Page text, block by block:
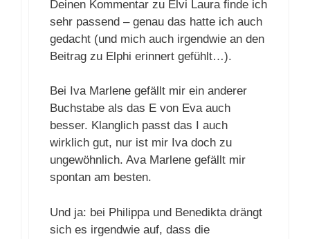
Deinen Kommentar zu Elvi Laura finde ich
sehr passend – genau das hatte ich auch
gedacht (und mich auch irgendwie an den
Beitrag zu Elphi erinnert gefühlt…).
Bei Iva Marlene gefällt mir ein anderer
Buchstabe als das E von Eva auch
besser. Klanglich passt das I auch
wirklich gut, nur ist mir Iva doch zu
ungewöhnlich. Ava Marlene gefällt mir
spontan am besten.
Und ja: bei Philippa und Benedikta drängt
sich es irgendwie auf, dass die